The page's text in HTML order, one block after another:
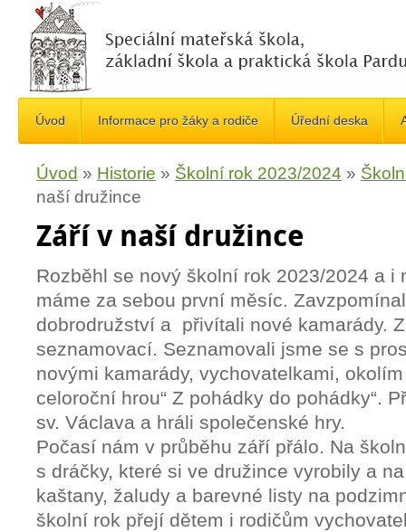
Úvod Informace pro žáky a rodiče Úřední deska
Úvod » Historie » Školní rok 2023/2024 »
naší družince
Září v naší družince
Rozběhl se nový školní rok 2023/2024 a i
máme za sebou první měsíc.
dobrodružství a přivítali nové kamarády.
seznamovací. Seznamovali jsme se s
novými kamarády, vychovatelkami,
celoroční hrou“ Z pohádky do pohádky“.
sv. Václava a hráli společenské hry.
Počasí nám v průběhu září přálo. Na
s dráčky, které si ve družince vyrobily a
kaštany, žaludy a barevné listy na
školní rok přejí dětem i rodičům